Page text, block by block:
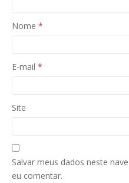
Nome *
E-mail *
Site
Salvar meus dados neste
eu comentar.